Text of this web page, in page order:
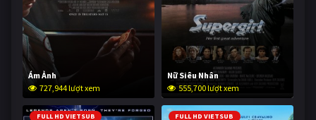
Ám Ảnh
727,944 lượt xem
Nữ Siêu Nhân
555,700 lượt xem
FULL HD VIETSUB FULL HD VIETSUB